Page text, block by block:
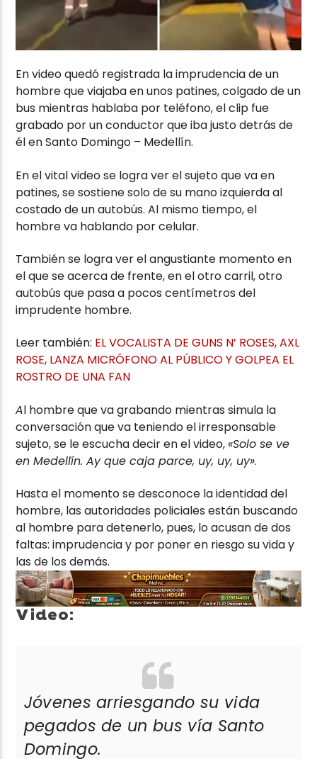
En video quedó registrada la imprudencia de un
hombre que viajaba en unos patines, colgado de un
bus mientras hablaba por teléfono, el clip fue
grabado por un conductor que iba justo detrás de
él en Santo Domingo – Medellín.
En el vital video se logra ver el sujeto que va en
patines, se sostiene solo de su mano izquierda al
costado de un autobús. Al mismo tiempo, el
hombre va hablando por celular.
También se logra ver el angustiante momento en
el que se acerca de frente, en el otro carril, otro
autobús que pasa a pocos centímetros del
imprudente hombre.
Leer también: EL VOCALISTA DE GUNS N’ ROSES, AXL
ROSE, LANZA MICRÓFONO AL PÚBLICO Y GOLPEA EL
ROSTRO DE UNA FAN
Al hombre que va grabando mientras simula la
conversación que va teniendo el irresponsable
sujeto, se le escucha decir en el video, «Solo se ve
en Medellín. Ay que caja parce, uy, uy, uy».
Hasta el momento se desconoce la identidad del
hombre, las autoridades policiales están buscando
al hombre para detenerlo, pues, lo acusan de dos
faltas: imprudencia y por poner en riesgo su vida y
las de los demás.
Video:
Jóvenes arriesgando su vida
pegados de un bus vía Santo
Domingo.